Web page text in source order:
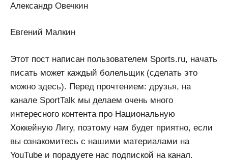
Александр Овечкин
Евгений Малкин
Этот пост написан пользователем Sports.ru, начать
писать может каждый болельщик (сделать это
можно здесь). Перед прочтением: друзья, на
канале SportTalk мы делаем очень много
интересного контента про Национальную
Хоккейную Лигу, поэтому нам будет приятно, если
вы ознакомитесь с нашими материалами на
YouTube и порадуете нас подпиской на канал.